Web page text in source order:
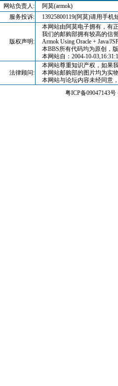
网站负责人:
阿莫(armok)
服务投诉:
13925800119(阿莫)请用手机
版权声明:
本网站由阿莫电子拥有，有
我们的邮购部拥有较高的信
Armok Using Oracle + Java/
本BBS所有代码均为原创，
本网站自：2004-10-
法律顾问:
本网站尊重知识产权，如果
本网站邮购部的图片均为实
本网站与论坛内容未经同意
粤ICP备09047143